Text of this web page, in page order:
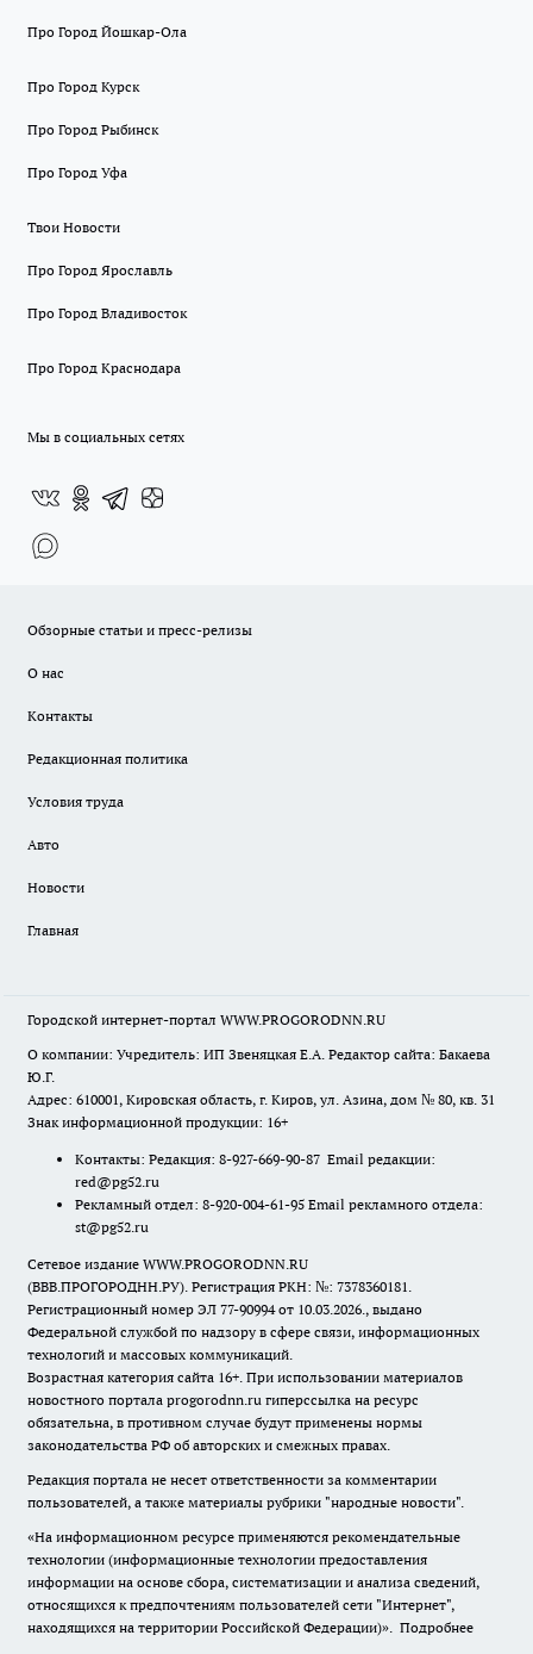
Про Город Йошкар-Ола
Про Город Курск
Про Город Рыбинск
Про Город Уфа
Твои Новости
Про Город Ярославль
Про Город Владивосток
Про Город Краснодара
Мы в социальных сетях
Обзорные статьи и пресс-релизы
О нас
Контакты
Редакционная политика
Условия труда
Авто
Новости
Главная
Городской интернет-портал WWW.PROGORODNN.RU
О компании: Учредитель: ИП Звеняцкая Е.А. Редактор сайта: Бакаева
Ю.Г.
Адрес: 610001, Кировская область, г. Киров, ул. Азина, дом № 80, кв. 31
Знак информационной продукции: 16+
Контакты: Редакция: 8-927-669-90-87 Email редакции:
red@pg52.ru
Рекламный отдел: 8-920-004-61-95 Email рекламного отдела:
st@pg52.ru
Сетевое издание WWW.PROGORODNN.RU
(ВВВ.ПРОГОРОДНН.РУ). Регистрация РКН: №: 7378360181.
Регистрационный номер ЭЛ 77-90994 от 10.03.2026., выдано
Федеральной службой по надзору в сфере связи, информационных
технологий и массовых коммуникаций.
Возрастная категория сайта 16+. При использовании материалов
новостного портала progorodnn.ru гиперссылка на ресурс
обязательна, в противном случае будут применены нормы
законодательства РФ об авторских и смежных правах.
Редакция портала не несет ответственности за комментарии
пользователей, а также материалы рубрики "народные новости".
«На информационном ресурсе применяются рекомендательные
технологии (информационные технологии предоставления
информации на основе сбора, систематизации и анализа сведений,
относящихся к предпочтениям пользователей сети "Интернет",
находящихся на территории Российской Федерации)». Подробнее